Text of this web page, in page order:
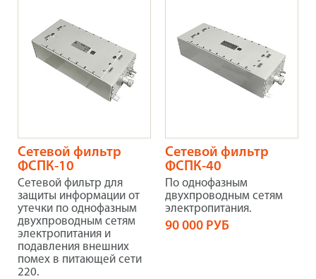
Сетевой фильтр
ФСПК-10
Сетевой фильтр для
защиты информации от
утечки по однофазным
двухпроводным сетям
электропитания и
подавления внешних
помех в питающей сети
220.
Сетевой фильтр
ФСПК-40
По однофазным
двухпроводным сетям
электропитания.
90 000 РУБ